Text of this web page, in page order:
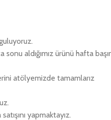
aldığımız ürünü hafta
atölyemizde tamamlarız
yapmaktayız.